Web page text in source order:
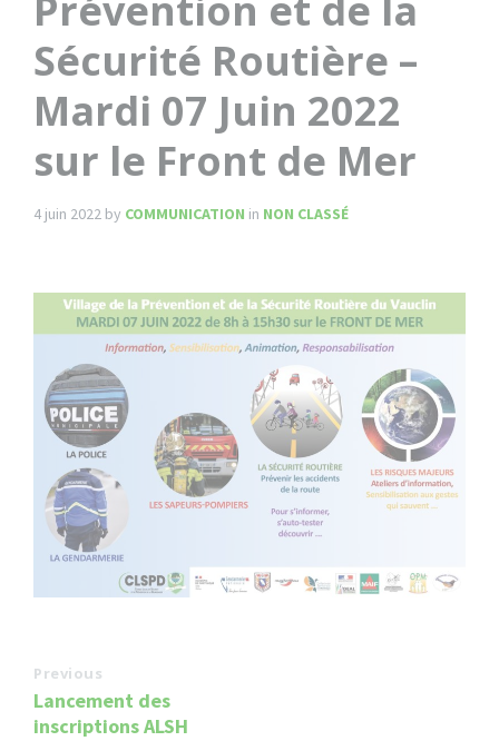
Sécurité Routière –
Mardi 07 Juin 2022
sur le Front de Mer
4 juin 2022 by COMMUNICATION in NON CLASSÉ
Previous
Lancement des
inscriptions ALSH